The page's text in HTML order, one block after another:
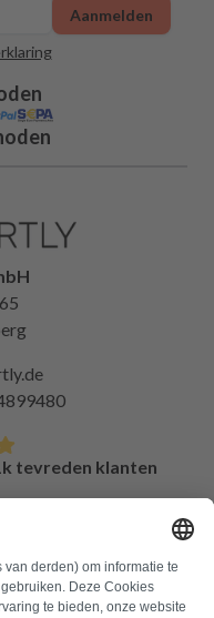
Aanmelden
tevreden klanten